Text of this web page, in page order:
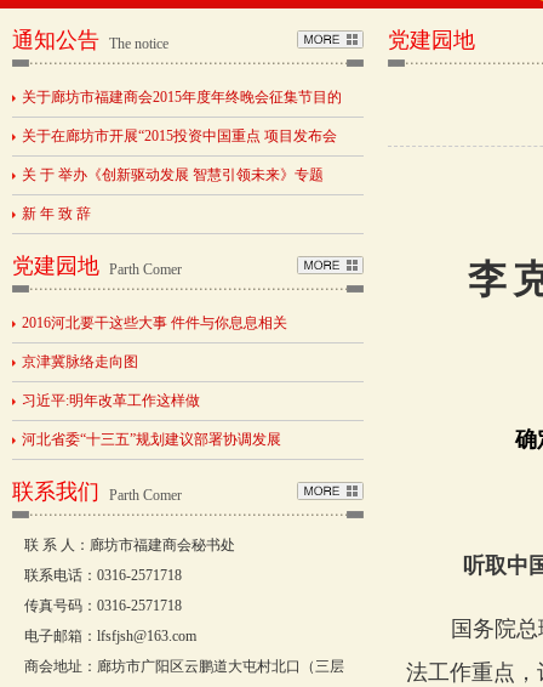
通知公告 The notice
关于廊坊市福建商会2015年度年终晚会征集节目的
关于在廊坊市开展“2015投资中国重点 项目发布会
关 于 举办《创新驱动发展 智慧引领未来》专题
新 年 致 辞
党建园地 Parth Comer
2016河北要干这些大事 件件与你息息相关
京津冀脉络走向图
习近平:明年改革工作这样做
河北省委“十三五”规划建议部署协调发展
联系我们 Parth Comer
联 系 人：廊坊市福建商会秘书处
联系电话：0316-2571718
传真号码：0316-2571718
电子邮箱：lfsfjsh@163.com
商会地址：廊坊市广阳区云鹏道大屯村北口（三层
党建园地
李
确
听取中
国务院
法工作重点，